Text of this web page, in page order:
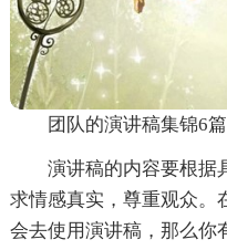
团队的演讲稿集锦6篇
演讲稿的内容要根据
求情感真实，尊重观众。
会去使用演讲稿，那么你